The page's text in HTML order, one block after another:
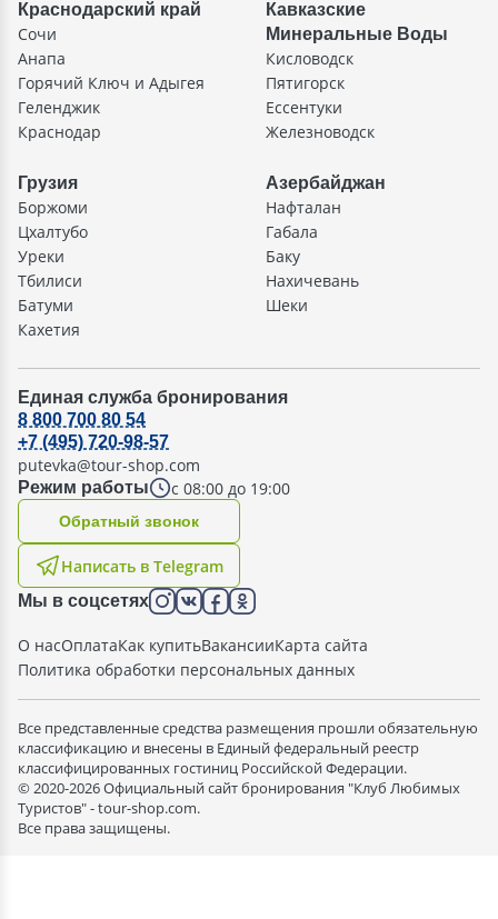
Краснодарский край
Сочи
Анапа
Горячий Ключ и Адыгея
Геленджик
Краснодар
Кавказские
Минеральные Воды
Кисловодск
Пятигорск
Ессентуки
Железноводск
Грузия
Боржоми
Цхалтубо
Уреки
Тбилиси
Батуми
Кахетия
Азербайджан
Нафталан
Габала
Баку
Нахичевань
Шеки
Единая служба бронирования
Режим работы с 08:00 до 19:00
8 800 700 80 54
+7 (495) 720-98-57
putevka@tour-shop.com
Написать в Telegram
Oбратный звонок
Мы в соцсетях
О насОплатаКак купитьВакансииКарта сайта
Политика обработки персональных данных
Все представленные средства размещения прошли обязательную
классификацию и внесены в Единый федеральный реестр
классифицированных гостиниц Российской Федерации.
© 2020-2026 Официальный сайт бронирования "Клуб Любимых
Туристов" - tour-shop.com.
Все права защищены.